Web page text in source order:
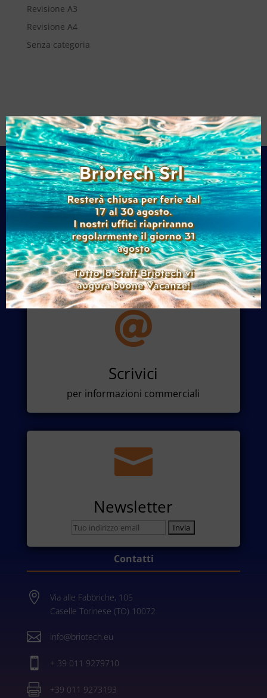
Revisione A3
Revisione A4
Senza categoria

Chiamaci
+39 011 9279710

Scrivici
per informazioni commerciali

Newsletter
Contatti

Via alle Fabbriche, 105
Caselle Torinese (TO) 10072
 info@briotech.eu
 + 39 011 9279710
 +39 011 9273193